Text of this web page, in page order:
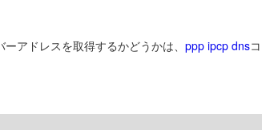
アドレスを取得するかどうかは、 ppp ipcp dns